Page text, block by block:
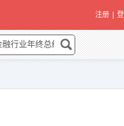
注册